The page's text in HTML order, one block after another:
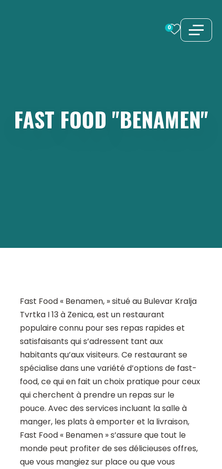
0
FAST FOOD "BENAMEN"
Fast Food « Benamen, » situé au Bulevar Kralja
Tvrtka I 13 à Zenica, est un restaurant
populaire connu pour ses repas rapides et
satisfaisants qui s’adressent tant aux
habitants qu’aux visiteurs. Ce restaurant se
spécialise dans une variété d’options de fast-
food, ce qui en fait un choix pratique pour ceux
qui cherchent à prendre un repas sur le
pouce. Avec des services incluant la salle à
manger, les plats à emporter et la livraison,
Fast Food « Benamen » s’assure que tout le
monde peut profiter de ses délicieuses offres,
que vous mangiez sur place ou que vous